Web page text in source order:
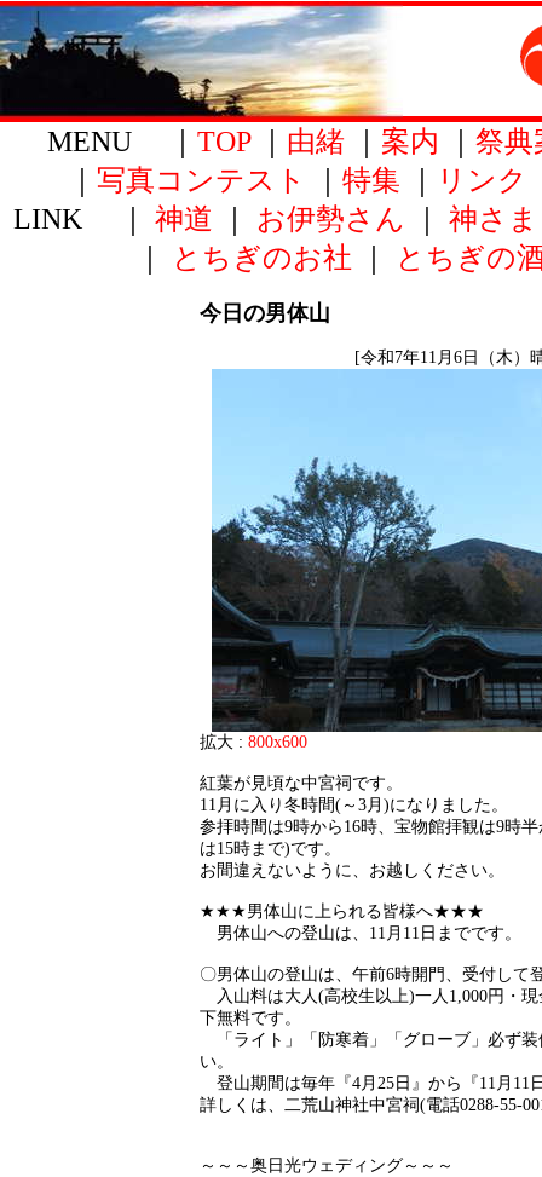
MENU ｜ TOP｜ 由緒 案内
祭典
写真コンテスト 特集 リンク
LINK ｜ 神道 お伊勢さん 神さま
とちぎのお社 とちぎの
今日の男体山
[令和7年11月6日（木）
拡大 : 800x600
紅葉が見頃な中宮祠です。
11月に入り冬時間(～3月)になりました。
参拝時間は9時から16時、宝物館拝観は9時
は15時まで)です。
お間違えないように、お越しください。
★★★男体山に上られる皆様へ★★★
男体山への登山は、11月11日までです。
〇男体山の登山は、午前6時開門、受付して
入山料は大人(高校生以上)一人1,000円・
下無料です。
「ライト」「防寒着」「グローブ」必ず
い。
登山期間は毎年『4月25日』から『11月11
詳しくは、二荒山神社中宮祠(電話0288-55-
～～～奥日光ウェディング～～～